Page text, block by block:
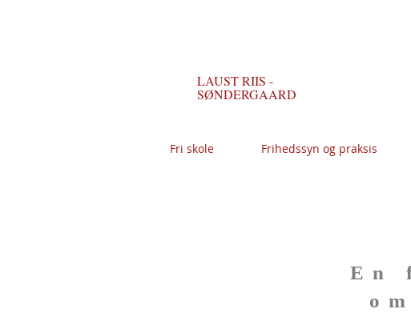
LAUST RIIS -
SØNDERGAARD
Fri skole Frihedssyn og praksis
En